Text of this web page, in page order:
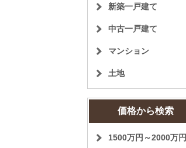
新築一戸建て
中古一戸建て
マンション
土地
価格から検索
1500万円～2000万円